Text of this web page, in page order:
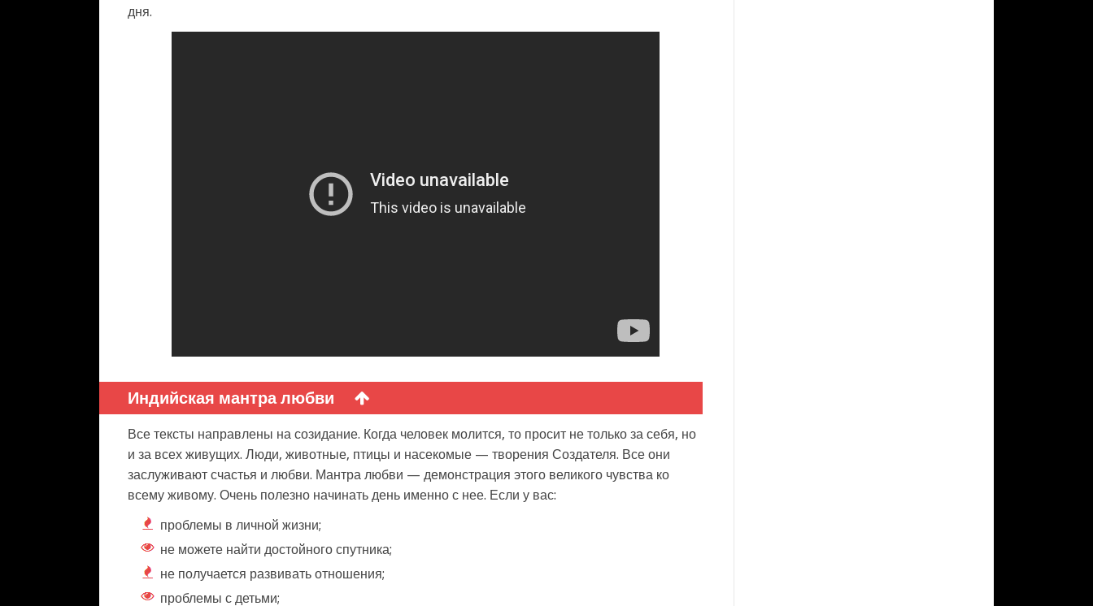
дня.
Индийская мантра любви
Все тексты направлены на созидание. Когда человек молится, то просит не только за себя, но
и за всех живущих. Люди, животные, птицы и насекомые — творения Создателя. Все они
заслуживают счастья и любви. Мантра любви — демонстрация этого великого чувства ко
всему живому. Очень полезно начинать день именно с нее. Если у вас:
проблемы в личной жизни;
не можете найти достойного спутника;
не получается развивать отношения;
проблемы с детьми;